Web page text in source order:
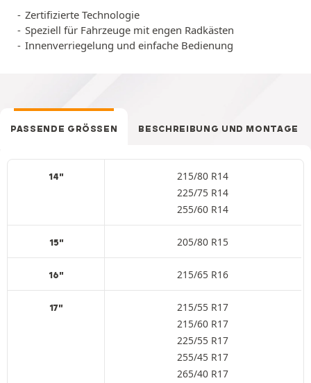
Zertifizierte Technologie
Speziell für Fahrzeuge mit engen Radkästen
Innenverriegelung und einfache Bedienung
PASSENDE GRÖSSEN BESCHREIBUNG UND MONTAGE
14"
215/80 R14
225/75 R14
255/60 R14
15" 205/80 R15
16" 215/65 R16
17"
215/55 R17
215/60 R17
225/55 R17
255/45 R17
265/40 R17